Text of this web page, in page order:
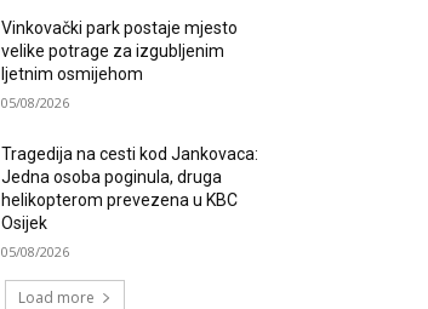
Vinkovački park postaje mjesto
velike potrage za izgubljenim
ljetnim osmijehom
05/08/2026
Tragedija na cesti kod Jankovaca:
Jedna osoba poginula, druga
helikopterom prevezena u KBC
Osijek
05/08/2026
Load more